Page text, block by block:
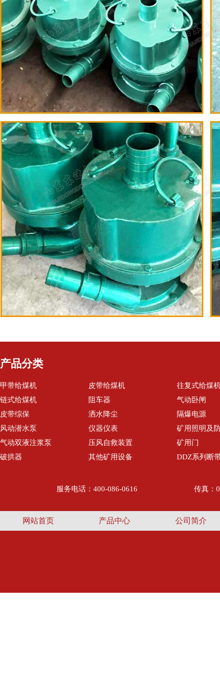
产品分类
甲带给煤机 皮带给煤机
往复式给煤
链式给煤机
阻车器
气动卧闸
皮带综保
洒水降尘
隔爆电源
风动潜水泵
仪器仪表
矿用照明及
气动双液注浆泵
压风自救装置
矿用门
破拱器
其他矿用设备 DDZ系列断
服务电话：400-086-0616 传真：
网站首页 产品中心 公司简介